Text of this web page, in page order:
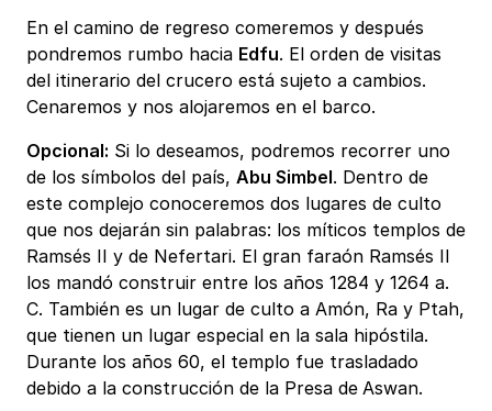
En el camino de regreso comeremos y después
pondremos rumbo hacia Edfu. El orden de visitas
del itinerario del crucero está sujeto a cambios.
Cenaremos y nos alojaremos en el barco.
Opcional: Si lo deseamos, podremos recorrer uno
de los símbolos del país, Abu Simbel. Dentro de
este complejo conoceremos dos lugares de culto
que nos dejarán sin palabras: los míticos templos de
Ramsés II y de Nefertari. El gran faraón Ramsés II
los mandó construir entre los años 1284 y 1264 a.
C. También es un lugar de culto a Amón, Ra y Ptah,
que tienen un lugar especial en la sala hipóstila.
Durante los años 60, el templo fue trasladado
debido a la construcción de la Presa de Aswan.